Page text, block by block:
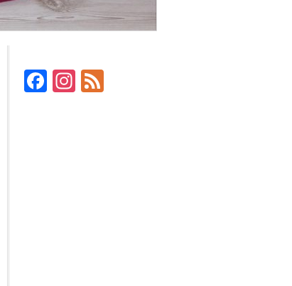
Facebook
Instagram